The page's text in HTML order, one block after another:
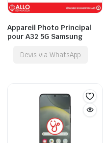
Appareil Photo Principal
pour A32 5G Samsung
Devis via WhatsApp